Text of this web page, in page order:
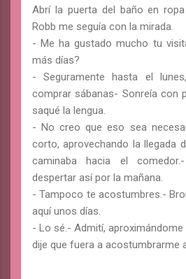
Abrí la puerta del baño en
Robb me seguía con la mirada.
- Me ha gustado mucho tu
más días?
- Seguramente hasta el
comprar sábanas- Sonreía con
saqué la lengua.
- No creo que eso sea
corto, aprovechando la llegada
caminaba hacia el
despertar así por la mañana.
- Tampoco te acostumbres.-
aquí unos días.
- Lo sé.- Admití,
dije que fuera a acostumbrarme